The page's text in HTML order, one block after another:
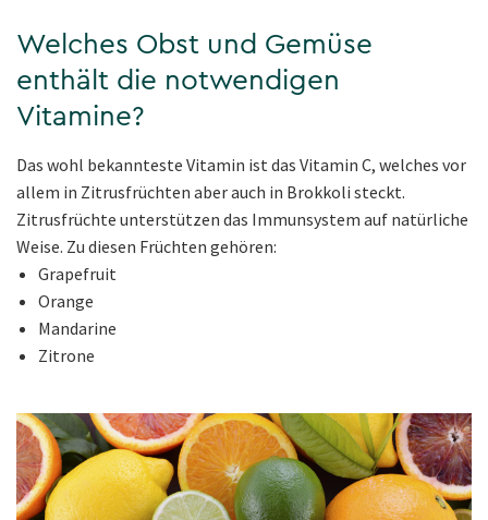
Welches Obst und Gemüse
enthält die notwendigen
Vitamine?
Das wohl bekannteste Vitamin ist das Vitamin C, welches vor
allem in Zitrusfrüchten aber auch in Brokkoli steckt.
Zitrusfrüchte unterstützen das Immunsystem auf natürliche
Weise. Zu diesen Früchten gehören:
Grapefruit
Orange
Mandarine
Zitrone